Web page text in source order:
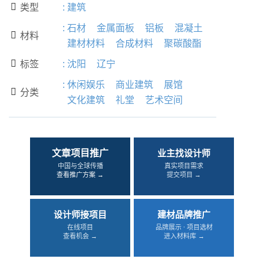
 类型 : 建筑
 材料
: 石材 金属面板 铝板
混凝土
建材材料
合成材料 聚碳酸酯
 标签 : 沈阳 辽宁
 分类
: 休闲娱乐 商业建筑
展馆
文化建筑
礼堂 艺术空间
文章项目推广
中国与全球传播
查看推广方案 →
业主找设计师
真实项目需求
提交项目 →
设计师接项目
在线项目
查看机会 →
建材品牌推广
品牌展示 · 项目选材
进入材料库 →